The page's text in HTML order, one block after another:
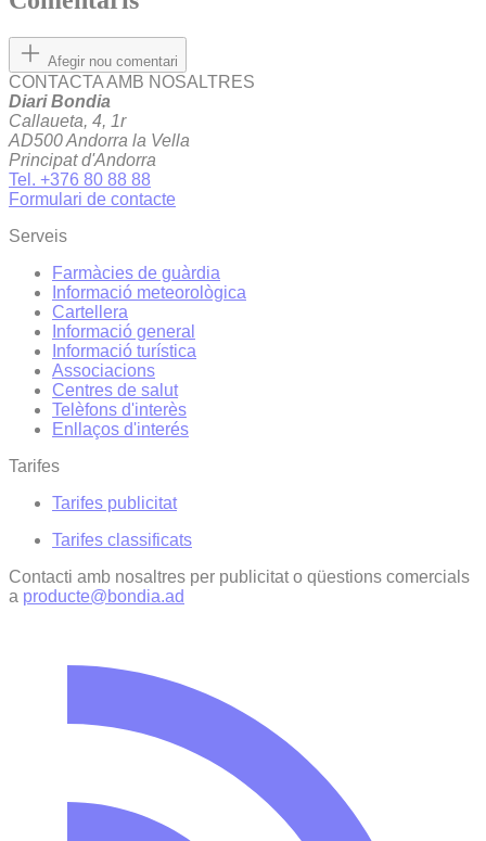
Afegir nou comentari
CONTACTA AMB NOSALTRES
Diari Bondia
Callaueta, 4, 1r
AD500 Andorra la Vella
Principat d'Andorra
Tel. +376 80 88 88
Formulari de contacte
Serveis
Farmàcies de guàrdia
Informació meteorològica
Cartellera
Informació general
Informació turística
Associacions
Centres de salut
Telèfons d'interès
Enllaços d'interés
Tarifes
Tarifes publicitat
Tarifes classificats
Contacti amb nosaltres per publicitat o qüestions comercials
a producte@bondia.ad